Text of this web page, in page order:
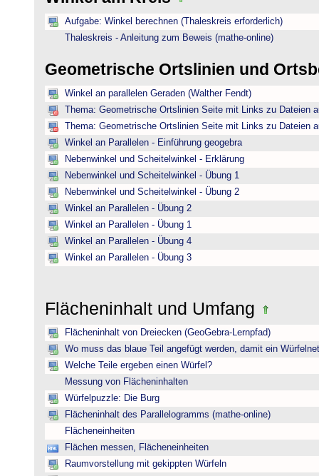
Aufgabe: Winkel berechnen (Thaleskreis erforderlich)
Thaleskreis - Anleitung zum Beweis (mathe-online)
Geometrische Ortslinien und
Winkel an parallelen Geraden (Walther Fendt)
Thema: Geometrische Ortslinien Seite mit Links zu Dateien
Thema: Geometrische Ortslinien Seite mit Links zu Dateien
Winkel an Parallelen - Einführung geogebra
Nebenwinkel und Scheitelwinkel - Erklärung
Nebenwinkel und Scheitelwinkel - Übung 1
Nebenwinkel und Scheitelwinkel - Übung 2
Winkel an Parallelen - Übung 2
Winkel an Parallelen - Übung 1
Winkel an Parallelen - Übung 4
Winkel an Parallelen - Übung 3
Flächeninhalt und Umfang
Flächeninhalt von Dreiecken (GeoGebra-Lernpfad)
Wo muss das blaue Teil angefügt werden, damit ein
Welche Teile ergeben einen Würfel?
Messung von Flächeninhalten
Würfelpuzzle: Die Burg
Flächeninhalt des Parallelogramms (mathe-online)
Flächeneinheiten
Flächen messen, Flächeneinheiten
Raumvorstellung mit gekippten Würfeln